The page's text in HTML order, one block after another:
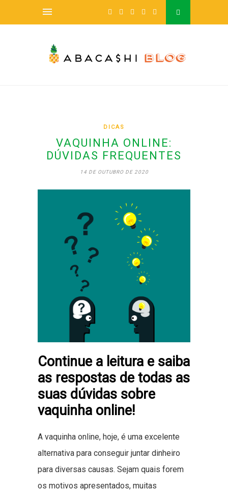
DICAS
VAQUINHA ONLINE:
DÚVIDAS FREQUENTES
14 DE OUTUBRO DE 2020
Continue a leitura e saiba
as respostas de todas as
suas dúvidas sobre
vaquinha online!
A vaquinha online, hoje, é uma excelente
alternativa para conseguir juntar dinheiro
para diversas causas. Sejam quais forem
os motivos apresentados, muitas